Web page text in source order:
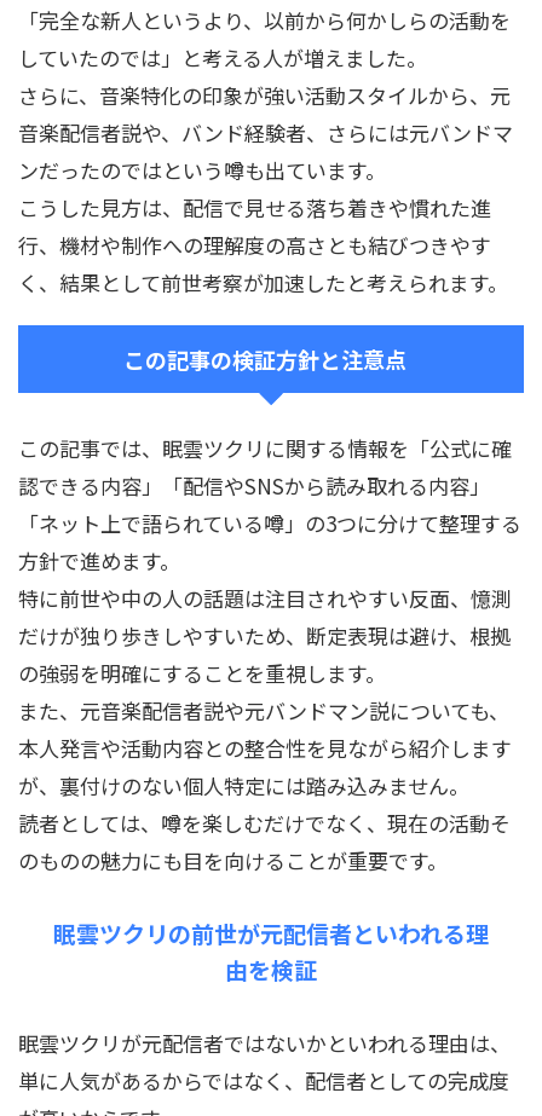
「完全な新人というより、以前から何かしらの活動を
していたのでは」と考える人が増えました。
さらに、音楽特化の印象が強い活動スタイルから、元
音楽配信者説や、バンド経験者、さらには元バンドマ
ンだったのではという噂も出ています。
こうした見方は、配信で見せる落ち着きや慣れた進
行、機材や制作への理解度の高さとも結びつきやす
く、結果として前世考察が加速したと考えられます。
この記事の検証方針と注意点
この記事では、眠雲ツクリに関する情報を「公式に確
認できる内容」「配信やSNSから読み取れる内容」
「ネット上で語られている噂」の3つに分けて整理する
方針で進めます。
特に前世や中の人の話題は注目されやすい反面、憶測
だけが独り歩きしやすいため、断定表現は避け、根拠
の強弱を明確にすることを重視します。
また、元音楽配信者説や元バンドマン説についても、
本人発言や活動内容との整合性を見ながら紹介します
が、裏付けのない個人特定には踏み込みません。
読者としては、噂を楽しむだけでなく、現在の活動そ
のものの魅力にも目を向けることが重要です。
眠雲ツクリの前世が元配信者といわれる理
由を検証
眠雲ツクリが元配信者ではないかといわれる理由は、
単に人気があるからではなく、配信者としての完成度